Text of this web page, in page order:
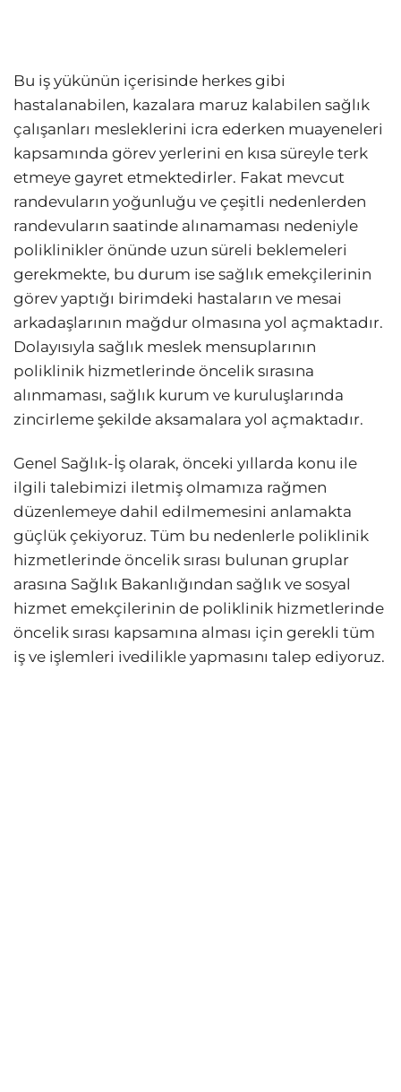
Bu iş yükünün içerisinde herkes gibi
hastalanabilen, kazalara maruz kalabilen sağlık
çalışanları mesleklerini icra ederken muayeneleri
kapsamında görev yerlerini en kısa süreyle terk
etmeye gayret etmektedirler. Fakat mevcut
randevuların yoğunluğu ve çeşitli nedenlerden
randevuların saatinde alınamaması nedeniyle
poliklinikler önünde uzun süreli beklemeleri
gerekmekte, bu durum ise sağlık emekçilerinin
görev yaptığı birimdeki hastaların ve mesai
arkadaşlarının mağdur olmasına yol açmaktadır.
Dolayısıyla sağlık meslek mensuplarının
poliklinik hizmetlerinde öncelik sırasına
alınmaması, sağlık kurum ve kuruluşlarında
zincirleme şekilde aksamalara yol açmaktadır.
Genel Sağlık-İş olarak, önceki yıllarda konu ile
ilgili talebimizi iletmiş olmamıza rağmen
düzenlemeye dahil edilmemesini anlamakta
güçlük çekiyoruz. Tüm bu nedenlerle poliklinik
hizmetlerinde öncelik sırası bulunan gruplar
arasına Sağlık Bakanlığından sağlık ve sosyal
hizmet emekçilerinin de poliklinik hizmetlerinde
öncelik sırası kapsamına alması için gerekli tüm
iş ve işlemleri ivedilikle yapmasını talep ediyoruz.